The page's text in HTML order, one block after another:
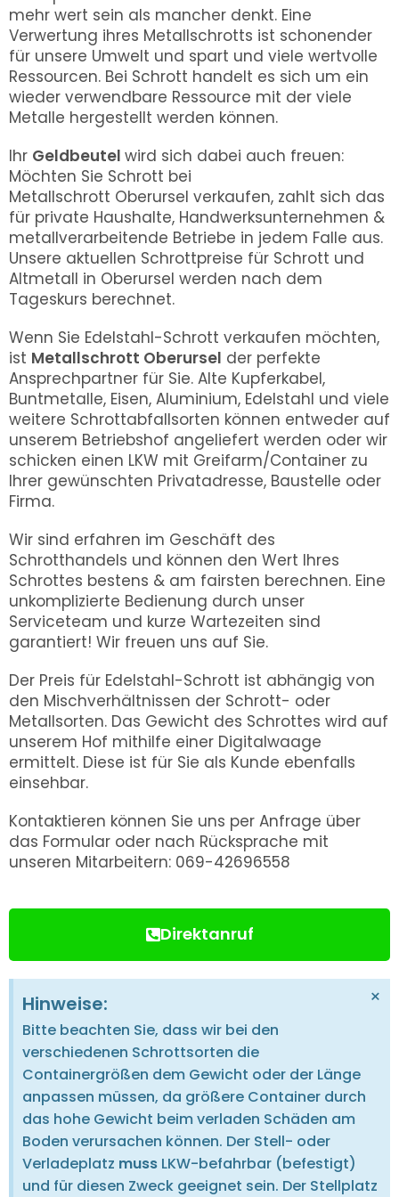
mehr wert sein als mancher denkt. Eine
Verwertung ihres Metallschrotts ist schonender
für unsere Umwelt und spart und viele wertvolle
Ressourcen. Bei Schrott handelt es sich um ein
wieder verwendbare Ressource mit der viele
Metalle hergestellt werden können.
Ihr Geldbeutel wird sich dabei auch freuen:
Möchten Sie Schrott bei
Metallschrott Oberursel verkaufen, zahlt sich das
für private Haushalte, Handwerksunternehmen &
metallverarbeitende Betriebe in jedem Falle aus.
Unsere aktuellen Schrottpreise für Schrott und
Altmetall in Oberursel werden nach dem
Tageskurs berechnet.
Wenn Sie Edelstahl-Schrott verkaufen möchten,
ist Metallschrott Oberursel der perfekte
Ansprechpartner für Sie. Alte Kupferkabel,
Buntmetalle, Eisen, Aluminium, Edelstahl und viele
weitere Schrottabfallsorten können entweder auf
unserem Betriebshof angeliefert werden oder wir
schicken einen LKW mit Greifarm/Container zu
Ihrer gewünschten Privatadresse, Baustelle oder
Firma.
Wir sind erfahren im Geschäft des
Schrotthandels und können den Wert Ihres
Schrottes bestens & am fairsten berechnen. Eine
unkomplizierte Bedienung durch unser
Serviceteam und kurze Wartezeiten sind
garantiert! Wir freuen uns auf Sie.
Der Preis für Edelstahl-Schrott ist abhängig von
den Mischverhältnissen der Schrott- oder
Metallsorten. Das Gewicht des Schrottes wird auf
unserem Hof mithilfe einer Digitalwaage
ermittelt. Diese ist für Sie als Kunde ebenfalls
einsehbar.
Kontaktieren können Sie uns per Anfrage über
das Formular oder nach Rücksprache mit
unseren Mitarbeitern: 069-42696558
Direktanruf
Hinweise:
Bitte beachten Sie, dass wir bei den
verschiedenen Schrottsorten die
Containergrößen dem Gewicht oder der Länge
anpassen müssen, da größere Container durch
das hohe Gewicht beim verladen Schäden am
Boden verursachen können. Der Stell- oder
Verladeplatz muss LKW-befahrbar (befestigt)
und für diesen Zweck geeignet sein. Der Stellplatz
×